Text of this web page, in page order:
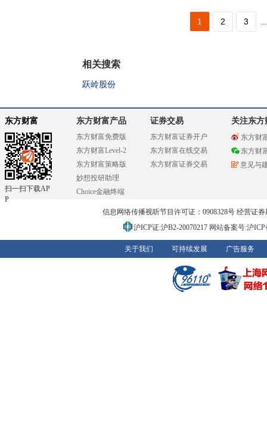
1 2 3 ...
相关搜索
跃岭股份
东方财富
扫一扫下载AP
P
东方财富产品
东方财富免费版
东方财富Level-2
东方财富策略版
妙想投研助理
Choice金融终端
证券交易
东方财富证券开户
东方财富在线交易
东方财富证券交易
关注东方
东方财
东方财
意见与
信息网络传播视听节目许可证：0908328号 经营证
沪ICP证:沪B2-20070217 网站备案号:沪
关于我们 可持续发展 广告服务